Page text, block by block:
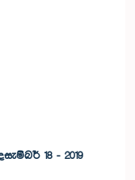
18 - 2019